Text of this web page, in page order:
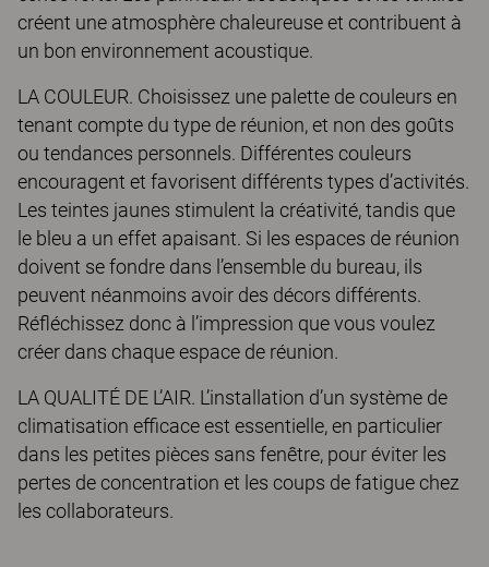
créent une atmosphère chaleureuse et contribuent à
un bon environnement acoustique.
LA COULEUR. Choisissez une palette de couleurs en
tenant compte du type de réunion, et non des goûts
ou tendances personnels. Différentes couleurs
encouragent et favorisent différents types d’activités.
Les teintes jaunes stimulent la créativité, tandis que
le bleu a un effet apaisant. Si les espaces de réunion
doivent se fondre dans l’ensemble du bureau, ils
peuvent néanmoins avoir des décors différents.
Réfléchissez donc à l’impression que vous voulez
créer dans chaque espace de réunion.
LA QUALITÉ DE L’AIR. L’installation d’un système de
climatisation efficace est essentielle, en particulier
dans les petites pièces sans fenêtre, pour éviter les
pertes de concentration et les coups de fatigue chez
les collaborateurs.